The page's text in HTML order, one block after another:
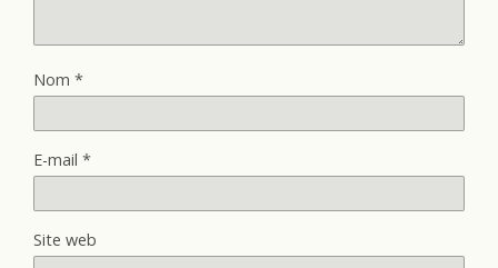
Nom *
E-mail *
Site web